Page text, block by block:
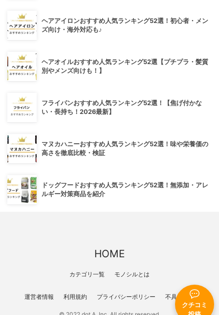
クチコミ
ヘアアイロンおすすめ人気ランキング52選！初心者・メン
ズ向け・海外対応も♪
ヘアオイルおすすめ人気ランキング52選【プチプラ・髪質
別やメンズ向けも！】
フライパンおすすめ人気ランキング52選！【焦げ付かな
い・長持ち！2026最新】
マヌカハニーおすすめ人気ランキング52選！味や栄養価の
高さを徹底比較・検証
ドッグフードおすすめ人気ランキング52選！無添加・アレ
ルギー対策商品を紹介
HOME
カテゴリ一覧 モノシルとは
運営者情報 利用規約 プライバシーポリシー 不具合報告